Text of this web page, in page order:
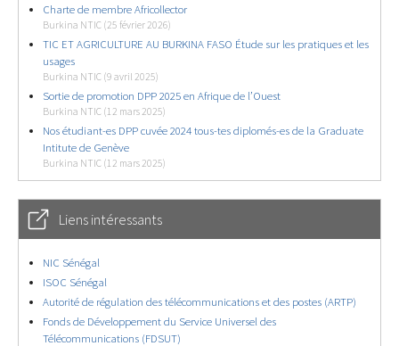
Charte de membre Africollector
Burkina NTIC (25 février 2026)
TIC ET AGRICULTURE AU BURKINA FASO Étude sur les pratiques et les
usages
Burkina NTIC (9 avril 2025)
Sortie de promotion DPP 2025 en Afrique de l’Ouest
Burkina NTIC (12 mars 2025)
Nos étudiant-es DPP cuvée 2024 tous-tes diplomés-es de la Graduate
Intitute de Genève
Burkina NTIC (12 mars 2025)
Liens intéressants
NIC Sénégal
ISOC Sénégal
Autorité de régulation des télécommunications et des postes (ARTP)
Fonds de Développement du Service Universel des
Télécommunications (FDSUT)